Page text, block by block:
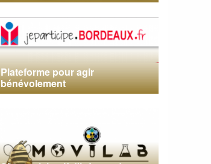
Plateforme pour agir
bénévolement